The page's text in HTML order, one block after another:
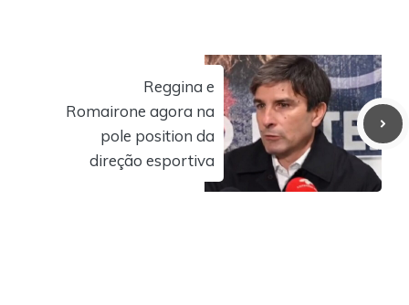
Reggina e
Romairone agora na
pole position da
direção esportiva